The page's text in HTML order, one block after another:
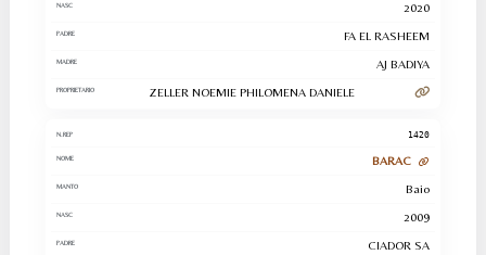
2020
FA EL RASHEEM
AJ BADIYA
ZELLER NOEMIE PHILOMENA DANIELE
1420
BARAC
Baio
2009
CIADOR SA